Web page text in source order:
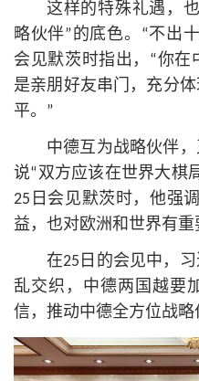
这样的特殊礼遇，
略伙伴”的底色。“不出
会见默茨时指出，“你
是亲朋好友串门，充分
平。”
中德互为战略伙伴
说“双方应该在世界大棋
25日会见默茨时，他强
益，也对欧洲和世界有重
在25日的会见中，习
乱交织，中德两国越要
信，推动中德全方位战略